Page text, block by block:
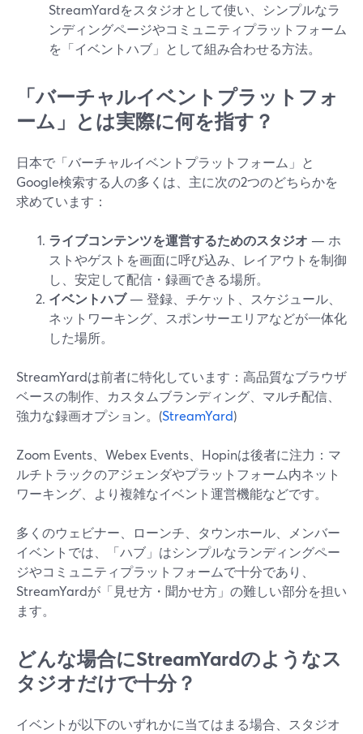
StreamYardをスタジオとして使い、シンプルなラ
ンディングページやコミュニティプラットフォーム
を「イベントハブ」として組み合わせる方法。
「バーチャルイベントプラットフォ
ーム」とは実際に何を指す？
日本で「バーチャルイベントプラットフォーム」と
Google検索する人の多くは、主に次の2つのどちらかを
求めています：
ライブコンテンツを運営するためのスタジオ — ホ
ストやゲストを画面に呼び込み、レイアウトを制御
し、安定して配信・録画できる場所。
イベントハブ— 登録、チケット、スケジュール、
ネットワーキング、スポンサーエリアなどが一体化
した場所。
StreamYardは前者に特化しています：高品質なブラウザ
ベースの制作、カスタムブランディング、マルチ配信、
強力な録画オプション。(StreamYard)
Zoom Events、Webex Events、Hopinは後者に注力：マ
ルチトラックのアジェンダやプラットフォーム内ネット
ワーキング、より複雑なイベント運営機能などです。
多くのウェビナー、ローンチ、タウンホール、メンバー
イベントでは、「ハブ」はシンプルなランディングペー
ジやコミュニティプラットフォームで十分であり、
StreamYardが「見せ方・聞かせ方」の難しい部分を担い
ます。
どんな場合にStreamYardのようなス
タジオだけで十分？
イベントが以下のいずれかに当てはまる場合、スタジオ